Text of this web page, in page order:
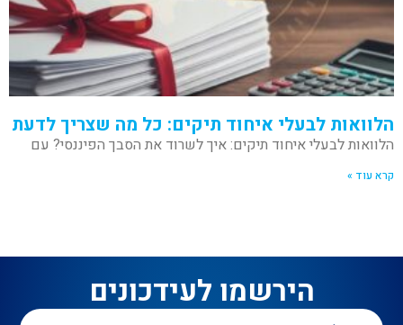
הלוואות לבעלי איחוד תיקים: כל מה שצריך לדעת
הלוואות לבעלי איחוד תיקים: איך לשרוד את הסבך הפיננסי? עם
קרא עוד »
הירשמו לעידכונים